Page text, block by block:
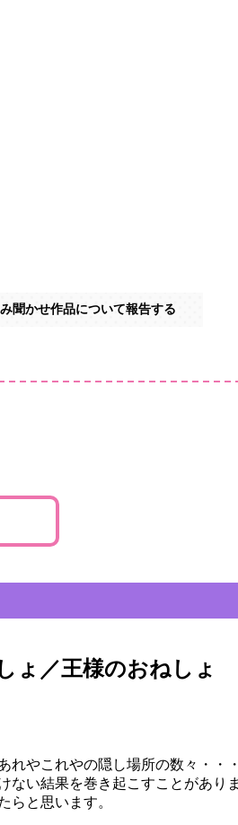
聞かせ作品について報告する
ょ／王様のおねしょ
れやこれやの隠し場所の数々・・
ない結果を巻き起こすことがあり
らと思います。